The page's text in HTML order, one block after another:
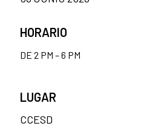
HORARIO
DE 2 PM – 6 PM
LUGAR
CCESD